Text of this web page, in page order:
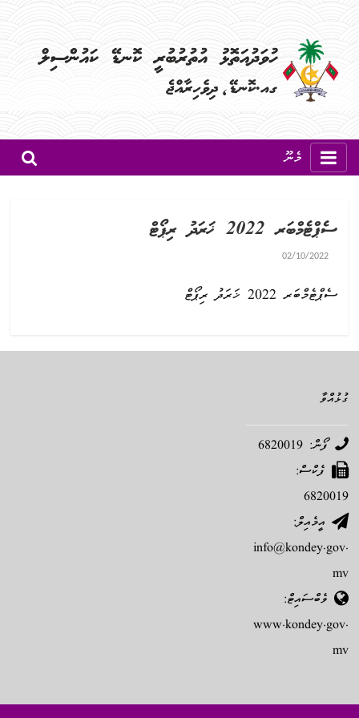
މެނޫ
ސެޕްޓެމްބަރ 2022 ޚަރަދު ރިޕޯޓް
02/10/2022
ސެޕްޓެމްބަރ 2022 ޚަރަދު ރިޕޯޓް
ގުޅުއްވާ
ފޯން: 6820019
ފެކްސް:
6820019
އީމެއިލް:
info@kondey.gov.
mv
ވެބްސައިޓް:
www.kondey.gov.
mv